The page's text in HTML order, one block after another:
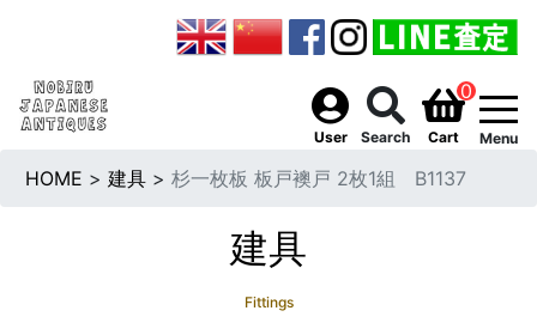
User Search
0
Cart Menu
HOME > 建具 > 杉一枚板 板戸襖戸 2枚1組 B1137
建具
Fittings